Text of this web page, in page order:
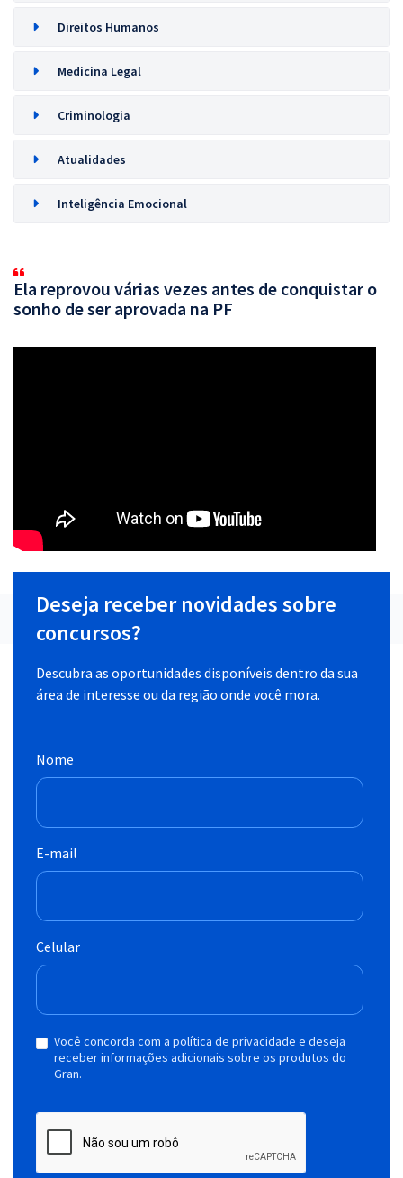
Direitos Humanos
Medicina Legal
Criminologia
Atualidades
Inteligência Emocional
Ela reprovou várias vezes antes de conquistar o
sonho de ser aprovada na PF
Deseja receber novidades sobre
concursos?
Descubra as oportunidades disponíveis dentro da sua
área de interesse ou da região onde você mora.
Nome
E-mail
Celular
Você concorda com a política de privacidade e deseja
receber informações adicionais sobre os produtos do
Gran.